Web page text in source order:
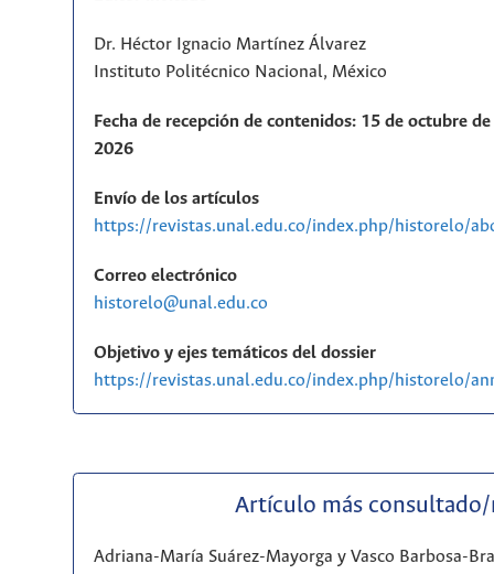
Dr. Héctor Ignacio Martínez Álvarez
Instituto Politécnico Nacional, México
Fecha de recepción de contenidos: 15 de octubre
2026
Envío de los artículos
https://revistas.unal.edu.co/index.php/historelo/
Correo electrónico
historelo@unal.edu.co
Objetivo y ejes temáticos del dossier
https://revistas.unal.edu.co/index.php/historelo/
Artículo más consultado/
Adriana-María Suárez-Mayorga y Vasco Barbosa-